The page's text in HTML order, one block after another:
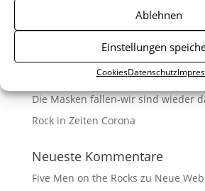
Ablehnen
Einstellungen
CookiesDatenschutz
Die neue Platte ist da!
Sommer-open air-Impressionen
Nicht alles hat für immer Bestand.
Die Masken fallen-wir sind wieder
Rock in Zeiten Corona
Neueste Kommentare
Five Men on the Rocks zu Neue